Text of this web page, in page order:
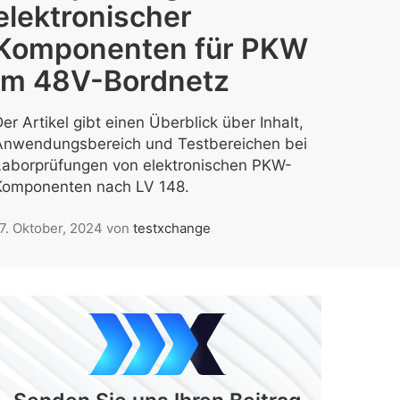
für PKW
48V-Bordnetz
Artikel gibt einen Überblick über Inhalt,
und Testbereichen bei
von elektronischen PKW-
nach LV 148.
Oktober, 2024 von testxchange